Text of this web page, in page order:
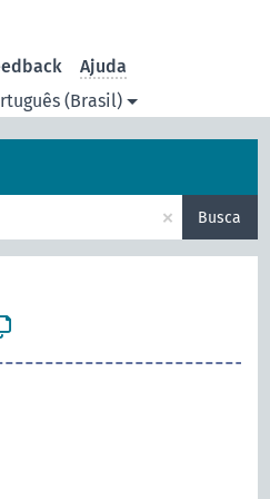
(Brasil)
Ajuda
× Busca